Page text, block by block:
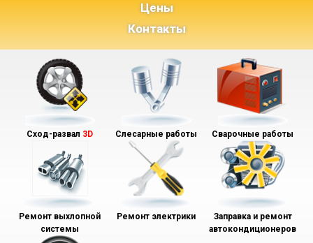
Цены
Контакты
Сход-развал 3D Слесарные работы Сварочные работы
Ремонт выхлопной
системы
Ремонт электрики
Заправка и ремонт
автокондиционеров